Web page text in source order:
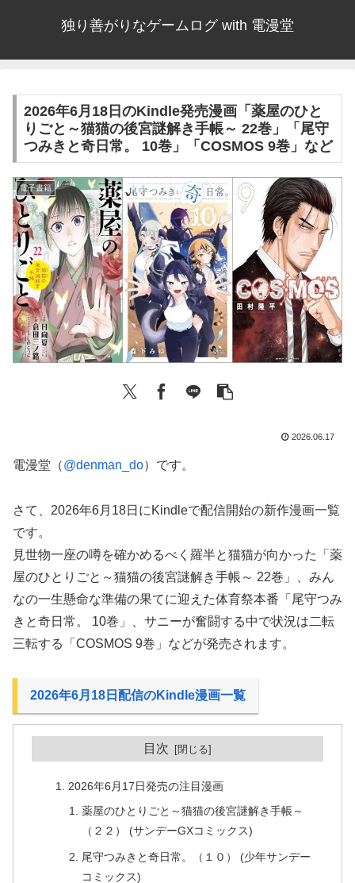
独り善がりなゲームログ with 電漫堂
2026年6月18日のKindle発売漫画「薬屋のひと
りごと～猫猫の後宮謎解き手帳～ 22巻」「尾守
つみきと奇日常。 10巻」「COSMOS 9巻」など
電子書籍
2026.06.17
電漫堂（@denman_do）です。
さて、2026年6月18日にKindleで配信開始の新作漫画一覧
です。
見世物一座の噂を確かめるべく羅半と猫猫が向かった「薬
屋のひとりごと～猫猫の後宮謎解き手帳～ 22巻」、みん
なの一生懸命な準備の果てに迎えた体育祭本番「尾守つみ
きと奇日常。 10巻」、サニーが奮闘する中で状況は二転
三転する「COSMOS 9巻」などが発売されます。
2026年6月18日配信のKindle漫画一覧
目次
2026年6月17日発売の注目漫画
薬屋のひとりごと～猫猫の後宮謎解き手帳～
（２２） (サンデーGXコミックス)
尾守つみきと奇日常。（１０） (少年サンデー
コミックス)